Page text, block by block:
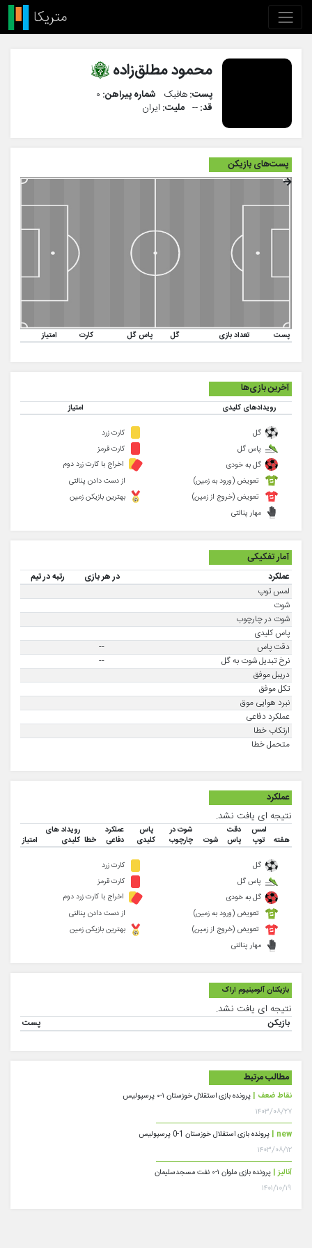
محمود مطلق‌زاده
پست:هافبک شماره پیراهن: ۰
قد:-- ملیت: ایران
پست‌های بازیکن
پست تعداد بازی گل پاس گل کارت امتیاز
آخرین بازی‌ها
رویدادهای کلیدی امتیاز
گل
پاس گل
گل به خودی
کارت زرد
کارت قرمز
اخراج با کارت زرد دوم
تعویض (ورود به زمین)
تعویض (خروج از زمین)
مهار پنالتی
از دست دادن پنالتی
بهترین بازیکن زمین
آمار تفکیکی
عملکرد در هر بازی
رتبه در تیم
لمس توپ
شوت
شوت در چارچوب
پاس کلیدی
دقت پاس
--
نرخ تبدیل شوت به گل
--
دریبل موفق
تکل موفق
نبرد هوایی موق
عملکرد دفاعی
ارتکاب خطا
متحمل خطا
عملکرد
نتیجه ای یافت نشد.
هفته
لمس
توپ
دقت
پاس
شوت
شوت در
چارچوب
پاس
کلیدی
عملکرد
دفاعی
خطا
رویداد های
کلیدی
امتیاز
گل
پاس گل
گل به خودی
کارت زرد
کارت قرمز
اخراج با کارت زرد دوم
تعویض (ورود به زمین)
تعویض (خروج از زمین)
مهار پنالتی
از دست دادن پنالتی
بهترین بازیکن زمین
بازیکنان آلومینیوم اراک
نتیجه ای یافت نشد.
بازیکن پست
مطالب مرتبط
نقاط ضعف | پرونده بازی استقلال خوزستان ۱-۰ پرسپولیس
۱۴۰۳/۰۸/۲۷
new | پرونده بازی استقلال خوزستان 1-0 پرسپولیس
۱۴۰۳/۰۸/۱۲
آنالیز | پرونده بازی ملوان ۱-۰ نفت مسجدسلیمان
۱۴۰۱/۱۰/۱۹